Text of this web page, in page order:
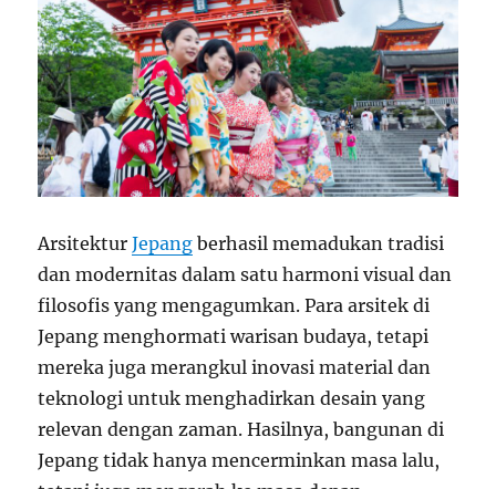
ArsitekturJepang berhasil memadukan tradisi
dan modernitas dalam satu harmoni visual dan
filosofis yang mengagumkan. Para arsitek di
Jepang menghormati warisan budaya, tetapi
mereka juga merangkul inovasi material dan
teknologi untuk menghadirkan desain yang
relevan dengan zaman. Hasilnya, bangunan di
Jepang tidak hanya mencerminkan masa lalu,